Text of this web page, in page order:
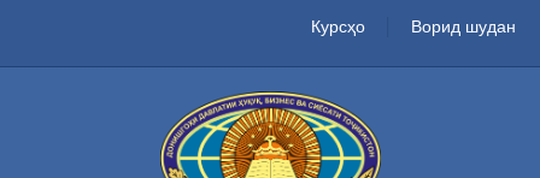
Курсҳо Ворид шудан